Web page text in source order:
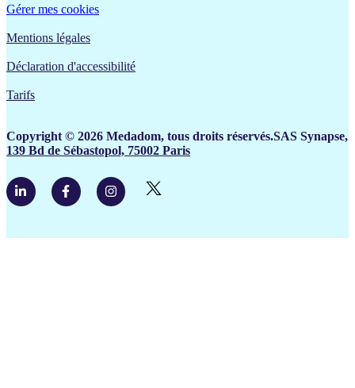
Gérer mes cookies
Mentions légales
Déclaration d'accessibilité
Tarifs
Copyright © 2026 Medadom, tous droits réservés.SAS Synapse,
139 Bd de Sébastopol, 75002 Paris